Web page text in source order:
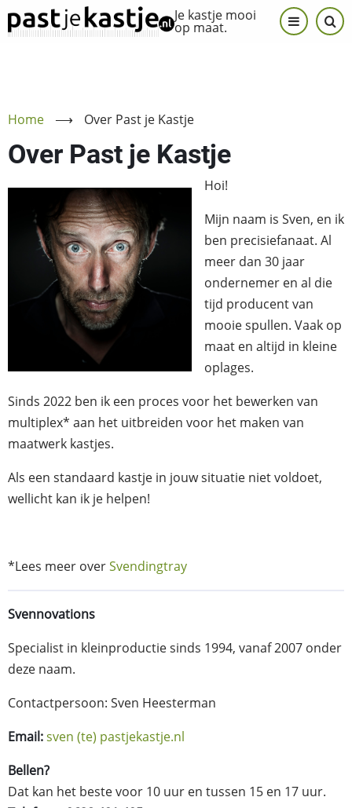
Overslaan
en
gaan
Je kastje mooi
op maat.
Home ⟶ Over Past je Kastje
Over Past je Kastje
Hoi!
Mijn naam is Sven, en ik
ben precisiefanaat. Al
meer dan 30 jaar
ondernemer en al die
tijd producent van
mooie spullen. Vaak op
maat en altijd in kleine
oplages.
Sinds 2022 ben ik een proces voor het bewerken van
multiplex* aan het uitbreiden voor het maken van
maatwerk kastjes.
Als een standaard kastje in jouw situatie niet voldoet,
wellicht kan ik je helpen!
*Lees meer overSvendingtray
Svennovations
Specialist in kleinproductie sinds 1994, vanaf 2007 onder
deze naam.
Contactpersoon: Sven Heesterman
Email:sven (te) pastjekastje.nl
Bellen?
Dat kan het beste voor 10 uur en tussen 15 en 17 uur.